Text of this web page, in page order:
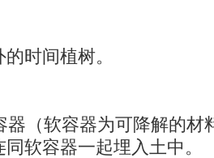
时间植树。
（软容器为可降解的材
软容器一起埋入土中。